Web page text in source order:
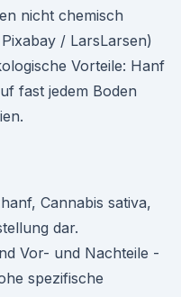
nicht chemisch
/ LarsLarsen)
Vorteile: Hanf
fast jedem Boden
Cannabis sativa,
dar.
Vor- und Nachteile -
spezifische